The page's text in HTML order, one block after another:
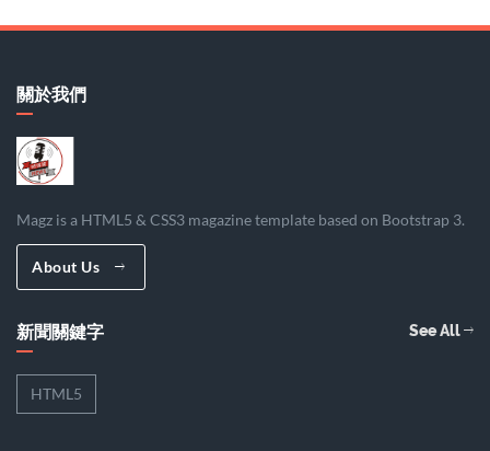
關於我們
Magz is a HTML5 & CSS3 magazine template based on Bootstrap 3.
About Us
新聞關鍵字 See All
HTML5